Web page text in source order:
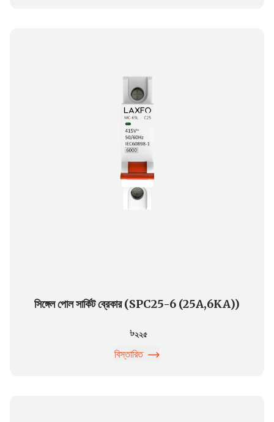
সিঙ্গেল পোল সার্কিট ব্রেকার (SPC25-6 (25A,6KA))
২২৫
বিস্তারিত